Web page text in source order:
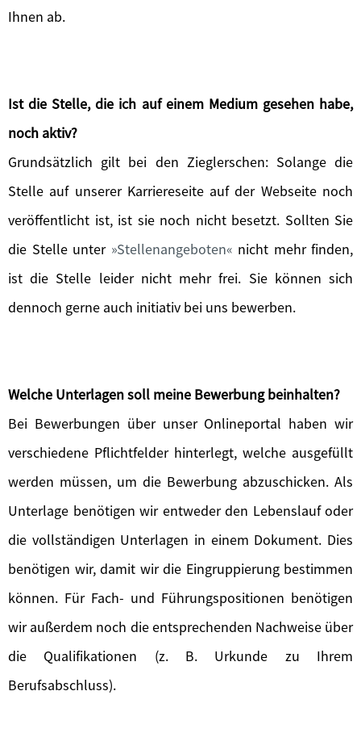
Ihnen ab.
Ist die Stelle, die ich auf einem Medium gesehen habe,
noch aktiv?
Grundsätzlich gilt bei den Zieglerschen: Solange die
Stelle auf unserer Karriereseite auf der Webseite noch
veröffentlicht ist, ist sie noch nicht besetzt. Sollten Sie
die Stelle unter Stellenangeboten
nicht mehr finden,
ist die Stelle leider nicht mehr frei. Sie können sich
dennoch gerne auch initiativ bei uns bewerben.
Welche Unterlagen soll meine Bewerbung beinhalten?
Bei Bewerbungen über unser Onlineportal haben wir
verschiedene Pflichtfelder hinterlegt, welche ausgefüllt
werden müssen, um die Bewerbung abzuschicken. Als
Unterlage benötigen wir entweder den Lebenslauf oder
die vollständigen Unterlagen in einem Dokument. Dies
benötigen wir, damit wir die Eingruppierung bestimmen
können. Für Fach- und Führungspositionen benötigen
wir außerdem noch die entsprechenden Nachweise über
die Qualifikationen (z. B. Urkunde zu Ihrem
Berufsabschluss).